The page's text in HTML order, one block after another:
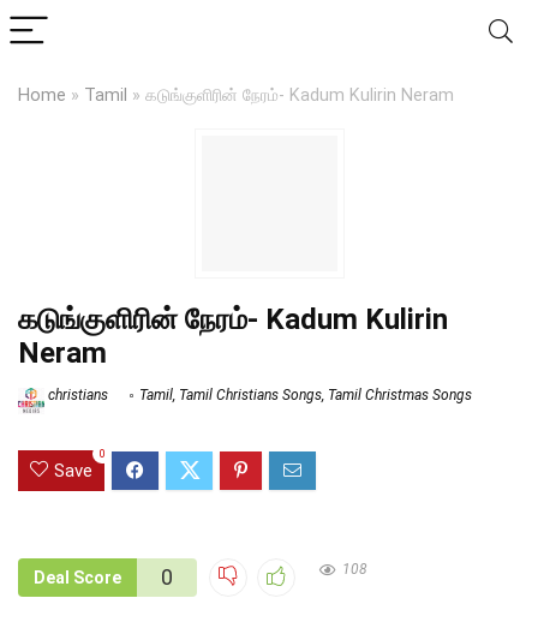
Home » Tamil » கடுங்குளிரின் நேரம்- Kadum Kulirin Neram
கடுங்குளிரின் நேரம்- Kadum Kulirin
Neram
christians Tamil, Tamil Christians Songs, Tamil Christmas Songs
Save
0
Deal Score 0 108